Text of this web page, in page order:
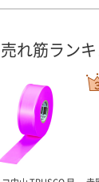
れ筋ラン